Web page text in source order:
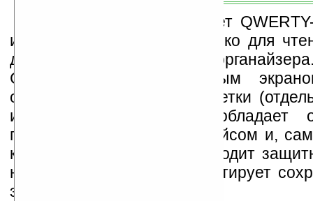
Модель iriver Story имеет
идеально подходит не только для
для ведения дневника или
Cover Story с сенсорным
оставлять рукописные заметки
или на полях книги), обладает
пользовательским интерфейсом и,
комплект с устройством входит
на магнитах, которая гарантирует
экрана.